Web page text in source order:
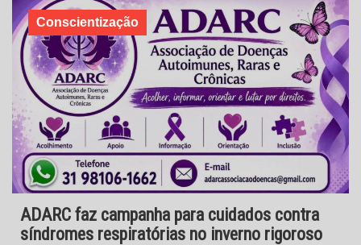
Conscientização
ADARC faz campanha para cuidados contra
síndromes respiratórias no inverno rigoroso